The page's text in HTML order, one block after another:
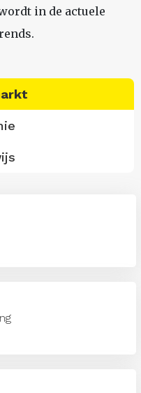
in de actuele